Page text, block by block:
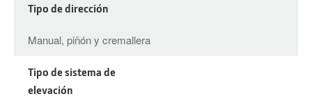
Tipo de dirección
Manual, piñón y cremallera
Tipo de sistema de
elevación